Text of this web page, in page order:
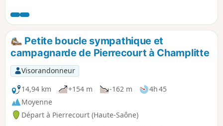
devenues des communes déléguées. Son chef-lieu est fixé à
Prauthoy. Le circuit des trois communes vous fera passer
dans le bois de Montanson, très fréquenté à la floraison des
jonquilles de mars à fin avril. Et vous pourrez découvrir les
vignes du Montsaugeonnais.
Petite boucle sympathique et
campagnarde de Pierrecourt à Champlitte
Visorandonneur
14,94 km
+154 m -162 m
4h 45
Moyenne
Départ à Pierrecourt (Haute-Saône)